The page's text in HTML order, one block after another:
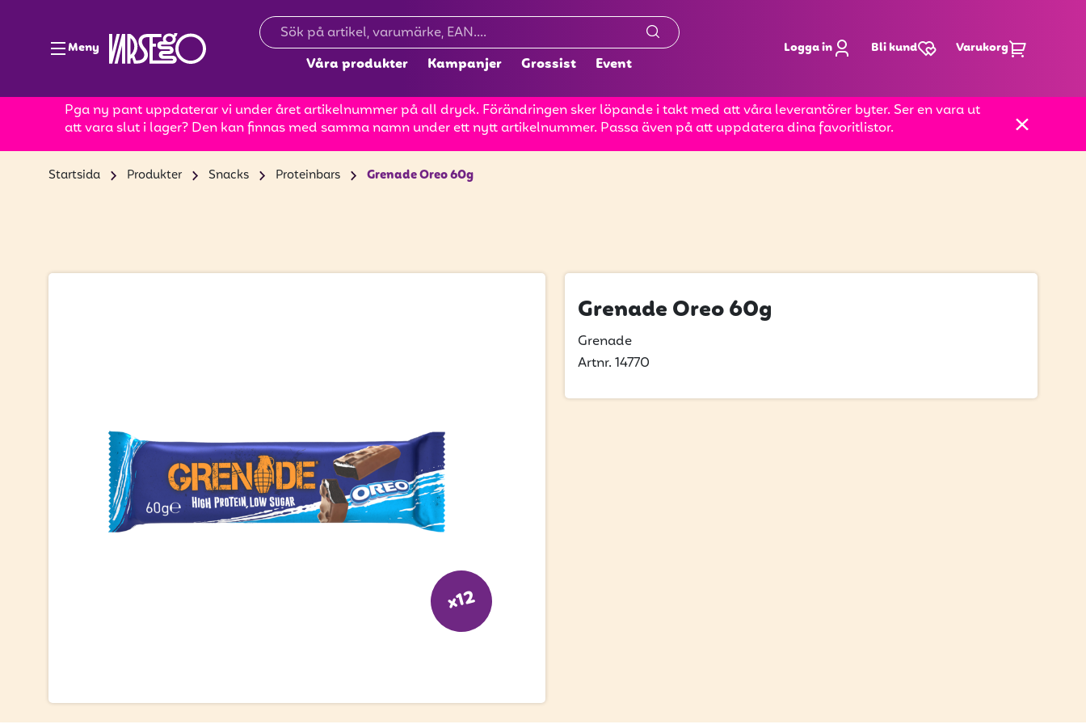
Meny
Våra produkter Kampanjer Grossist Event
Logga in Bli kund Varukorg
Pga ny pant uppdaterar vi under året artikelnummer på all dryck. Förändringen sker löpande i takt med att våra leverantörer byter. Ser en vara ut
att vara slut i lager? Den kan finnas med samma namn under ett nytt artikelnummer. Passa även på att uppdatera dina favoritlistor.
Startsida Produkter Snacks Proteinbars Grenade Oreo 60g
x12
Grenade Oreo 60g
Grenade
Artnr. 14770